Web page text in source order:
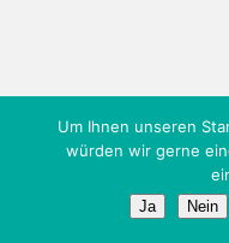
Um Ihnen unseren
würden wir gerne
Ja Nein